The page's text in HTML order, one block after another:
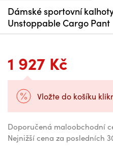
Dámské sportovní
Unstoppable Cargo Pant
1 927 Kč
Vložte do košíku
Doporučená maloobchodní
Nejnižší cena za posledních